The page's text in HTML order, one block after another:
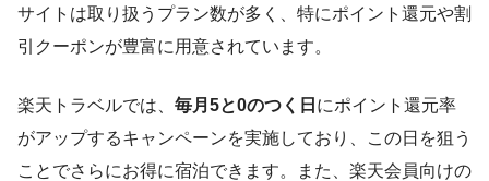
サイトは取り扱うプラン数が多く、特にポイント還元や割
引クーポンが豊富に用意されています。
楽天トラベルでは、 毎月5と0のつく日 にポイント還元率
がアップするキャンペーンを実施しており、この日を狙う
ことでさらにお得に宿泊できます。また、楽天会員向けの